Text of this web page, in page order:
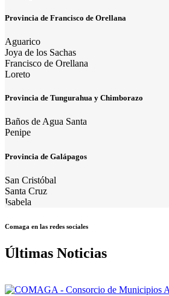
Provincia de Francisco de Orellana
Aguarico
Joya de los Sachas
Francisco de Orellana
Loreto
Provincia de Tungurahua y Chimborazo
Baños de Agua Santa
Penipe
Provincia de Galápagos
San Cristóbal
Santa Cruz
Isabela
Comaga en las redes sociales
Últimas Noticias